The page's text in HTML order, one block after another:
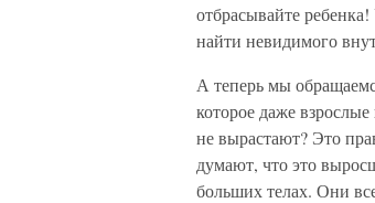
отбрасывайте ребенка!
найти невидимого
А теперь мы
которое даже
не вырастают? Это
думают, что это
больших телах. Они